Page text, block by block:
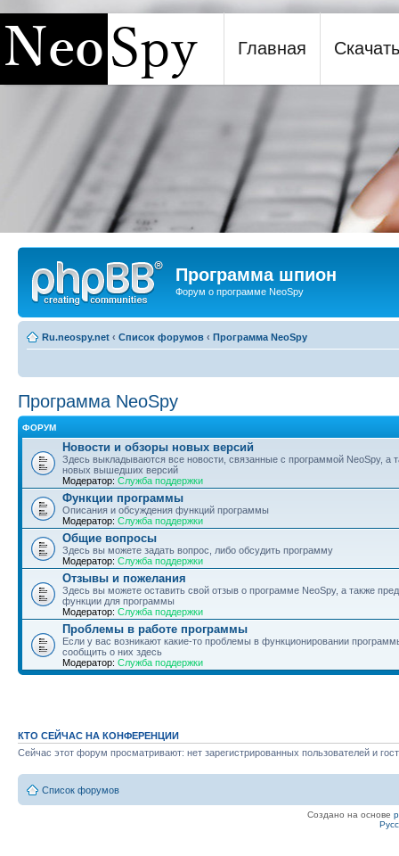
Программа шпион NeoSpy
Главная Скачать
Программа шпион
Форум о программе NeoSpy
Ru.neospy.net ‹ Список форумов ‹ Программа NeoSpy
Программа NeoSpy
ФОРУМ
Новости и обзоры новых версий
Здесь выкладываются все новости, связанные с программой NeoSpy, а
новых вышедших версий
Модератор: Служба поддержки
Функции программы
Описания и обсуждения функций программы
Модератор: Служба поддержки
Общие вопросы
Здесь вы можете задать вопрос, либо обсудить программу
Модератор: Служба поддержки
Отзывы и пожелания
Здесь вы можете оставить свой отзыв о программе NeoSpy, а также
функции для программы
Модератор: Служба поддержки
Проблемы в работе программы
Если у вас возникают какие-то проблемы в функционировании
сообщить о них здесь
Модератор: Служба поддержки
КТО СЕЙЧАС НА КОНФЕРЕНЦИИ
Сейчас этот форум просматривают: нет зарегистрированных пользователей и
Список форумов
Создано на основе